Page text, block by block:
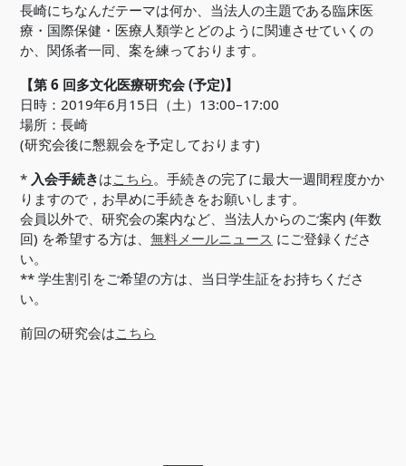
長崎にちなんだテーマは何か、当法人の主題である臨床医
療・国際保健・医療人類学とどのように関連させていくの
か、関係者一同、案を練っております。
【第 6 回多文化医療研究会 (予定)】
日時：2019年6月15日（土）13:00–17:00
場所：長崎
(研究会後に懇親会を予定しております)
* 入会手続きはこちら。手続きの完了に最大一週間程度かか
りますので，お早めに手続きをお願いします。
会員以外で、研究会の案内など、当法人からのご案内 (年数
回) を希望する方は、 無料メールニュース にご登録くださ
い。
** 学生割引をご希望の方は、当日学生証をお持ちくださ
い。
前回の研究会はこちら